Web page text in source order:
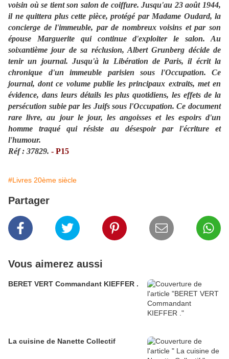
voisin où se tient son salon de coiffure. Jusqu'au 23 août 1944,
il ne quittera plus cette pièce, protégé par Madame Oudard, la
concierge de l'immeuble, par de nombreux voisins et par son
épouse Marguerite qui continue d'exploiter le salon. Au
soixantième jour de sa réclusion, Albert Grunberg décide de
tenir un journal. Jusqu'à la Libération de Paris, il écrit la
chronique d'un immeuble parisien sous l'Occupation. Ce
journal, dont ce volume publie les principaux extraits, met en
évidence, dans leurs détails les plus quotidiens, les effets de la
persécution subie par les Juifs sous l'Occupation. Ce document
rare livre, au jour le jour, les angoisses et les espoirs d'un
homme traqué qui résiste au désespoir par l'écriture et
l'humour.
Réf : 37829. - P15
#Livres 20ème siècle
Partager
Vous aimerez aussi
BERET VERT Commandant KIEFFER .
La cuisine de Nanette Collectif